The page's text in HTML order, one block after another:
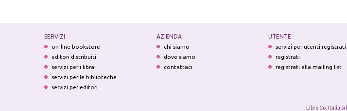
SERVIZI
on-line bookstore
editori distribuiti
servizi per i librai
servizi per le biblioteche
servizi per editori
AZIENDA
chi siamo
dove siamo
contattaci
UTENTE
servizi per utenti registrati
registrati
registrati alla mailing list
Libro Co. Italia srl